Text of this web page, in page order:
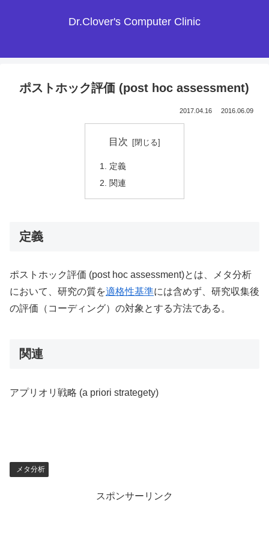
Dr.Clover's Computer Clinic
ポストホック評価 (post hoc assessment)
2017.04.16 2016.06.09
目次
定義
関連
定義
ポストホック評価 (post hoc assessment)とは、メタ分析
において、研究の質を適格性基準には含めず、研究収集後
の評価（コーディング）の対象とする方法である。
関連
アプリオリ戦略 (a priori strategety)
メタ分析
スポンサーリンク